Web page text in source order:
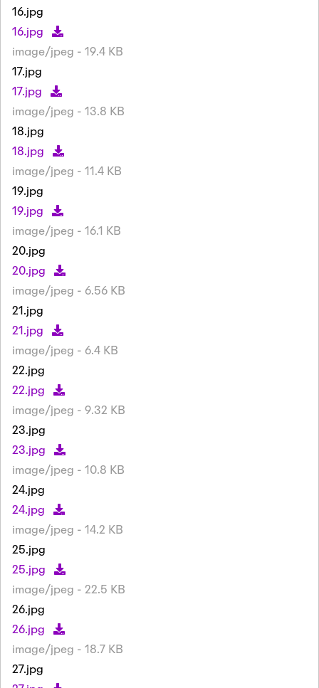
16.jpg
16.jpg
image/jpeg - 19.4 KB
17.jpg
17.jpg
image/jpeg - 13.8 KB
18.jpg
18.jpg
image/jpeg - 11.4 KB
19.jpg
19.jpg
image/jpeg - 16.1 KB
20.jpg
20.jpg
image/jpeg - 6.56 KB
21.jpg
21.jpg
image/jpeg - 6.4 KB
22.jpg
22.jpg
image/jpeg - 9.32 KB
23.jpg
23.jpg
image/jpeg - 10.8 KB
24.jpg
24.jpg
image/jpeg - 14.2 KB
25.jpg
25.jpg
image/jpeg - 22.5 KB
26.jpg
26.jpg
image/jpeg - 18.7 KB
27.jpg